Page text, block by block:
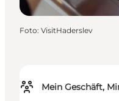
Mein Geschäft,
Foto: VisitHaderslev